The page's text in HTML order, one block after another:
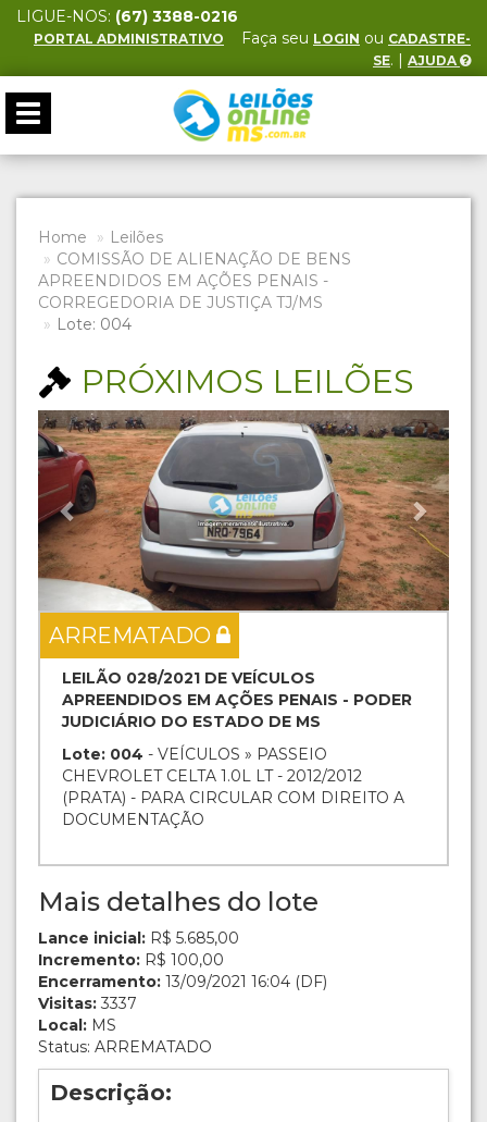
LIGUE-NOS: (67) 3388-0216
PORTAL ADMINISTRATIVO Faça seu LOGIN ou CADASTRE-
SE. | AJUDA
Toggle
navigation
Home
Leilões
COMISSÃO DE ALIENAÇÃO DE BENS
APREENDIDOS EM AÇÕES PENAIS -
CORREGEDORIA DE JUSTIÇA TJ/MS
Lote: 004
PRÓXIMOS LEILÕES
Previous Next
ARREMATADO
LEILÃO 028/2021 DE VEÍCULOS
APREENDIDOS EM AÇÕES PENAIS - PODER
JUDICIÁRIO DO ESTADO DE MS
Lote: 004 - VEÍCULOS » PASSEIO
CHEVROLET CELTA 1.0L LT - 2012/2012
(PRATA) - PARA CIRCULAR COM DIREITO A
DOCUMENTAÇÃO
Mais detalhes do lote
Lance inicial: R$ 5.685,00
Incremento: R$ 100,00
Encerramento: 13/09/2021 16:04 (DF)
Visitas: 3337
Local: MS
Status: ARREMATADO
Descrição: